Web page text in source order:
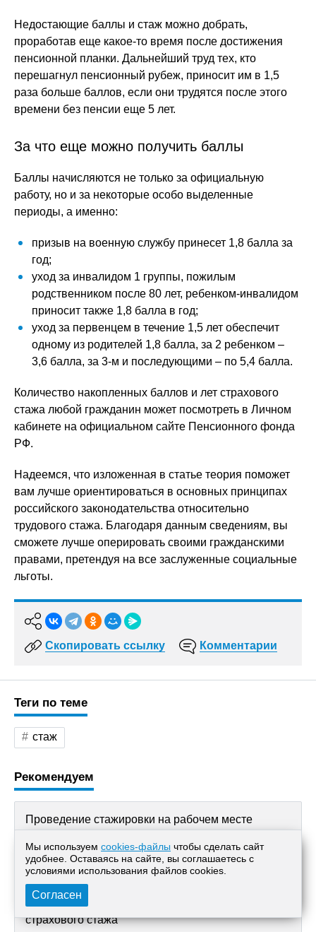
Недостающие баллы и стаж можно добрать,
проработав еще какое-то время после достижения
пенсионной планки. Дальнейший труд тех, кто
перешагнул пенсионный рубеж, приносит им в 1,5
раза больше баллов, если они трудятся после этого
времени без пенсии еще 5 лет.
За что еще можно получить баллы
Баллы начисляются не только за официальную
работу, но и за некоторые особо выделенные
периоды, а именно:
призыв на военную службу принесет 1,8 балла за
год;
уход за инвалидом 1 группы, пожилым
родственником после 80 лет, ребенком-инвалидом
приносит также 1,8 балла в год;
уход за первенцем в течение 1,5 лет обеспечит
одному из родителей 1,8 балла, за 2 ребенком –
3,6 балла, за 3-м и последующими – по 5,4 балла.
Количество накопленных баллов и лет страхового
стажа любой гражданин может посмотреть в Личном
кабинете на официальном сайте Пенсионного фонда
РФ.
Надеемся, что изложенная в статье теория поможет
вам лучше ориентироваться в основных принципах
российского законодательства относительно
трудового стажа. Благодаря данным сведениям, вы
сможете лучше оперировать своими гражданскими
правами, претендуя на все заслуженные социальные
льготы.
Скопировать ссылку Комментарии
Теги по теме
стаж
Рекомендуем
Проведение стажировки на рабочем месте
Как рассчитывается медицинский стаж для
назначения льготной пенсии
Что является доказательством трудового и
страхового стажа
Мы используем cookies-файлы чтобы сделать сайт
удобнее. Оставаясь на сайте, вы соглашаетесь с
условиями использования файлов cооkies.
Согласен